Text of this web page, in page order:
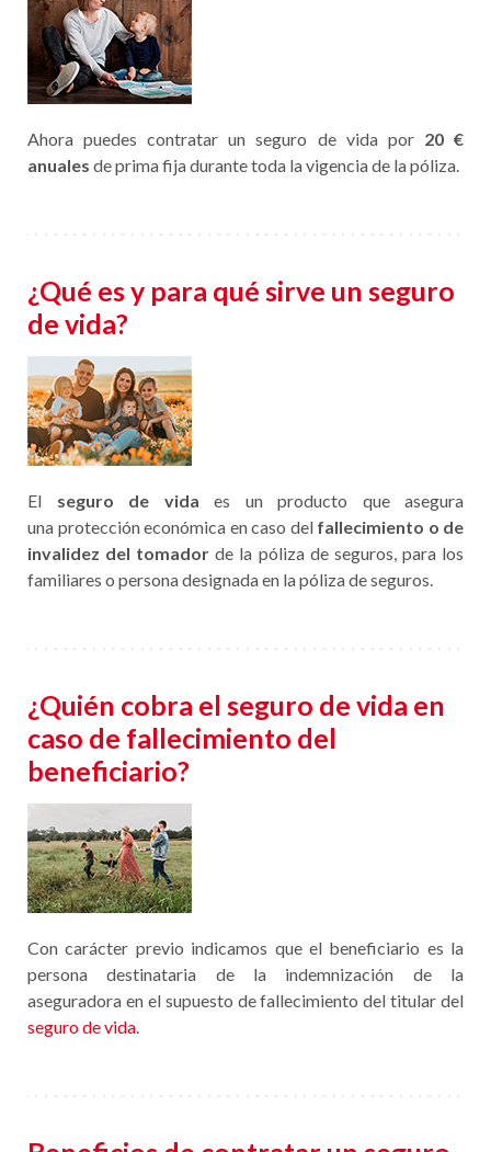
Ahora puedes contratar un seguro de vida por 20 €
anuales de prima fija durante toda la vigencia de la póliza.
¿Qué es y para qué sirve un seguro
de vida?
El seguro de vida es un producto que asegura
una protección económica en caso del fallecimiento o de
invalidez del tomador de la póliza de seguros, para los
familiares o persona designada en la póliza de seguros.
¿Quién cobra el seguro de vida en
caso de fallecimiento del
beneficiario?
Con carácter previo indicamos que el beneficiario es la
persona destinataria de la indemnización de la
aseguradora en el supuesto de fallecimiento del titular del
seguro de vida